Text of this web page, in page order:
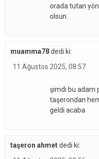
orada tutan
olsun.
muamma78dedi ki:
11 Ağustos 2025, 08:57
şimdi bu adam
taşerondan
geldi acaba
taşeron ahmetdedi ki: